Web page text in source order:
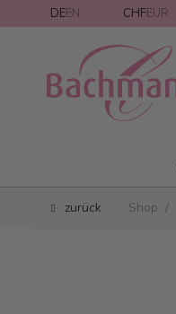
Direkt zum Inhalt
DEEN CHFEUR
zurück Shop /